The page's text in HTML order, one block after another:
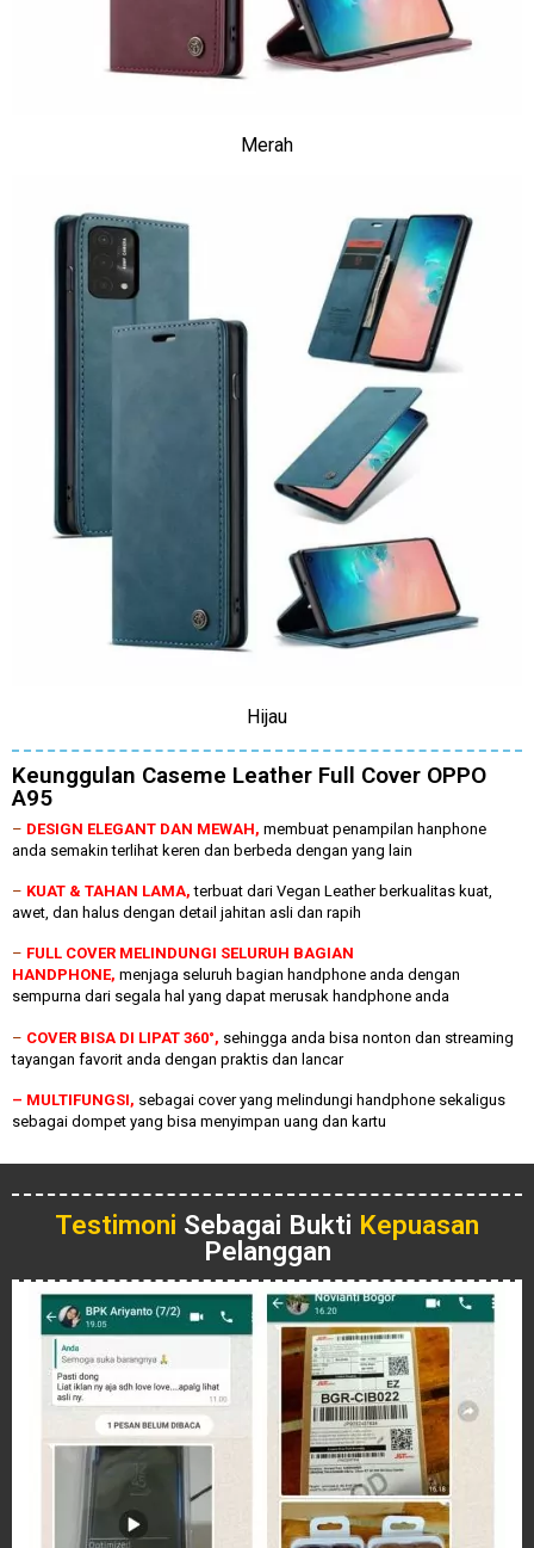
Merah
Hijau
Keunggulan Caseme Leather Full Cover OPPO
A95
– DESIGN ELEGANT DAN MEWAH, membuat penampilan hanphone
anda semakin terlihat keren dan berbeda dengan yang lain
– KUAT & TAHAN LAMA,terbuat dari Vegan Leather berkualitas kuat,
awet, dan halus dengan detail jahitan asli dan rapih
– FULL COVER MELINDUNGI SELURUH BAGIAN
HANDPHONE, menjaga seluruh bagian handphone anda dengan
sempurna dari segala hal yang dapat merusak handphone anda
– COVER BISA DI LIPAT 360°, sehingga anda bisa nonton dan streaming
tayangan favorit anda dengan praktis dan lancar
– MULTIFUNGSI, sebagai cover yang melindungi handphone sekaligus
sebagai dompet yang bisa menyimpan uang dan kartu
Testimoni Sebagai Bukti Kepuasan
Pelanggan